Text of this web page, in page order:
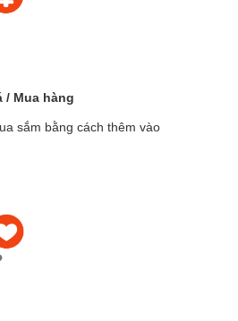
/ Mua hàng
sắm bằng cách thêm vào